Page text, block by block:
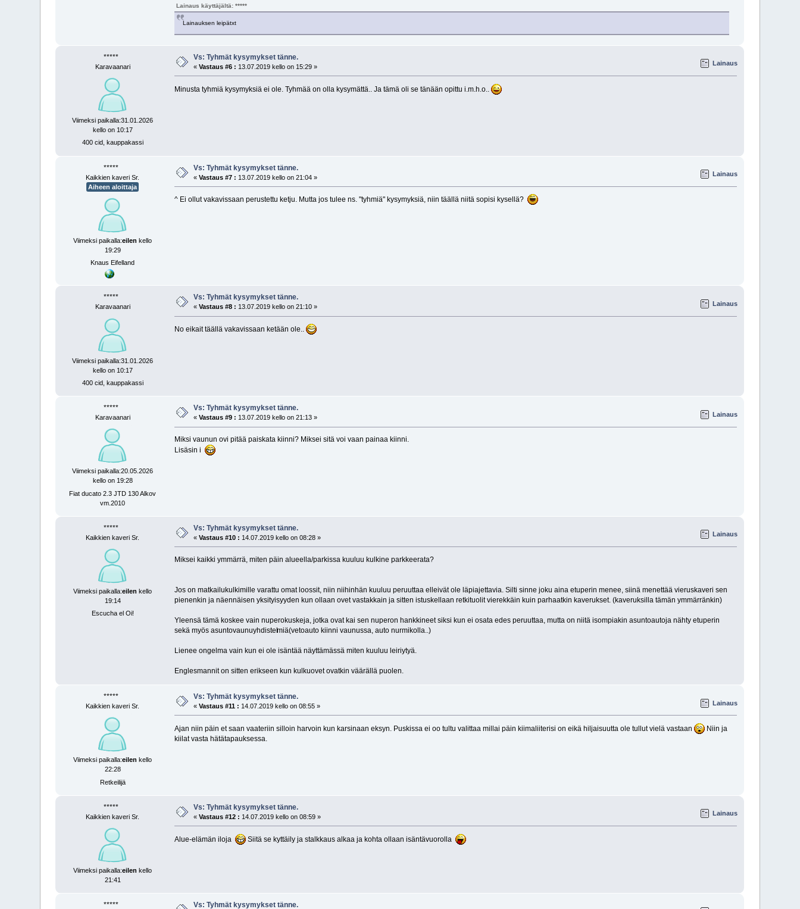
Lainaus käyttäjältä: *****
Lainauksen leipätxt
*****
Karavaanari
Viimeksi paikalla:31.01.2026
kello on 10:17
400 cid, kauppakassi
Vs: Tyhmät kysymykset tänne.
«Vastaus #6 : 13.07.2019 kello on 15:29 » Lainaus
Minusta tyhmiä kysymyksiä ei ole. Tyhmää on olla kysymättä.. Ja tämä oli se tänään opittu i.m.h.o..
*****
Kaikkien kaveri Sr.
Aiheen aloittaja
Viimeksi paikalla:eilen kello
19:29
Knaus Eifelland
Vs: Tyhmät kysymykset tänne.
«Vastaus #7 : 13.07.2019 kello on 21:04 » Lainaus
^ Ei ollut vakavissaan perustettu ketju. Mutta jos tulee ns. "tyhmiä" kysymyksiä, niin täällä niitä sopisi kysellä?
*****
Karavaanari
Viimeksi paikalla:31.01.2026
kello on 10:17
400 cid, kauppakassi
Vs: Tyhmät kysymykset tänne.
«Vastaus #8 : 13.07.2019 kello on 21:10 » Lainaus
No eikait täällä vakavissaan ketään ole..
*****
Karavaanari
Viimeksi paikalla:20.05.2026
kello on 19:28
Fiat ducato 2.3 JTD 130 Alkov
vm.2010
Vs: Tyhmät kysymykset tänne.
«Vastaus #9 : 13.07.2019 kello on 21:13 » Lainaus
Miksi vaunun ovi pitää paiskata kiinni? Miksei sitä voi vaan painaa kiinni.
Lisäsin i
*****
Kaikkien kaveri Sr.
Viimeksi paikalla:eilen kello
19:14
Escucha el Oi!
Vs: Tyhmät kysymykset tänne.
«Vastaus #10 : 14.07.2019 kello on 08:28 » Lainaus
Miksei kaikki ymmärrä, miten päin alueella/parkissa kuuluu kulkine parkkeerata?
Jos on matkailukulkimille varattu omat loossit, niin niihinhän kuuluu peruuttaa elleivät ole läpiajettavia. Silti sinne joku aina etuperin menee, siinä menettää vieruskaveri sen
pienenkin ja näennäisen yksityisyyden kun ollaan ovet vastakkain ja sitten istuskellaan retkituolit vierekkäin kuin parhaatkin kaverukset. (kaveruksilla tämän ymmärränkin)
Yleensä tämä koskee vain nuperokuskeja, jotka ovat kai sen nuperon hankkineet siksi kun ei osata edes peruuttaa, mutta on niitä isompiakin asuntoautoja nähty etuperin
sekä myös asuntovaunuyhdistelmiä(vetoauto kiinni vaunussa, auto nurmikolla..)
Lienee ongelma vain kun ei ole isäntää näyttämässä miten kuuluu leiriytyä.
Englesmannit on sitten erikseen kun kulkuovet ovatkin väärällä puolen.
*****
Kaikkien kaveri Sr.
Viimeksi paikalla:eilen kello
22:28
Retkeilijä
Vs: Tyhmät kysymykset tänne.
«Vastaus #11 : 14.07.2019 kello on 08:55 » Lainaus
Ajan niin päin et saan vaateriin silloin harvoin kun karsinaan eksyn. Puskissa ei oo tultu valittaa millai päin kiimaliiterisi on eikä hiljaisuutta ole tullut vielä vastaan
Niin ja
kiilat vasta hätätapauksessa.
*****
Kaikkien kaveri Sr.
Viimeksi paikalla:eilen kello
21:41
Vs: Tyhmät kysymykset tänne.
«Vastaus #12 : 14.07.2019 kello on 08:59 » Lainaus
Alue-elämän iloja Siitä se kyttäily ja stalkkaus alkaa ja kohta ollaan isäntävuorolla
***** Vs: Tyhmät kysymykset tänne.